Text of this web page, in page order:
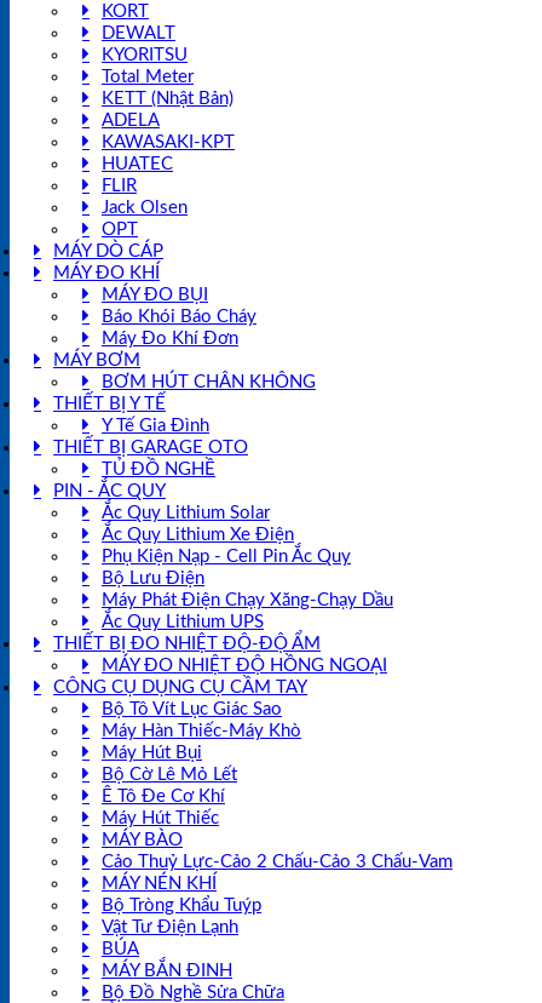
KORT
DEWALT
KYORITSU
Total Meter
KETT (Nhật Bản)
ADELA
KAWASAKI-KPT
HUATEC
FLIR
Jack Olsen
OPT
MÁY DÒ CÁP
MÁY ĐO KHÍ
MÁY ĐO BỤI
Báo Khói Báo Cháy
Máy Đo Khí Đơn
MÁY BƠM
BƠM HÚT CHÂN KHÔNG
THIẾT BỊ Y TẾ
Y Tế Gia Đình
THIẾT BỊ GARAGE OTO
TỦ ĐỒ NGHỀ
PIN - ẮC QUY
Ắc Quy Lithium Solar
Ắc Quy Lithium Xe Điện
Phụ Kiện Nạp - Cell Pin Ắc Quy
Bộ Lưu Điện
Máy Phát Điện Chạy Xăng-Chạy Dầu
Ắc Quy Lithium UPS
THIẾT BỊ ĐO NHIỆT ĐỘ-ĐỘ ẨM
MÁY ĐO NHIỆT ĐỘ HỒNG NGOẠI
CÔNG CỤ DỤNG CỤ CẦM TAY
Bộ Tô Vít Lục Giác Sao
Máy Hàn Thiếc-Máy Khò
Máy Hút Bụi
Bộ Cờ Lê Mỏ Lết
Ê Tô Đe Cơ Khí
Máy Hút Thiếc
MÁY BÀO
Cảo Thuỷ Lực-Cảo 2 Chấu-Cảo 3 Chấu-Vam
MÁY NÉN KHÍ
Bộ Tròng Khẩu Tuýp
Vật Tư Điện Lạnh
BÚA
MÁY BẮN ĐINH
Bộ Đồ Nghề Sửa Chữa